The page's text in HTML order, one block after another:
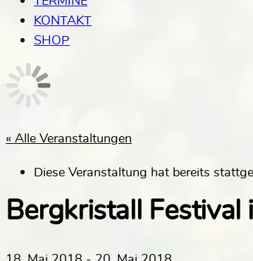
KONTAKT
SHOP
« Alle Veranstaltungen
Diese Veranstaltung hat bereits
Bergkristall Festival